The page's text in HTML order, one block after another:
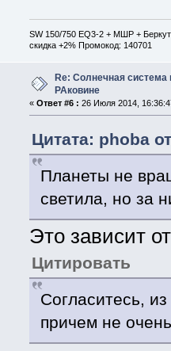
SW 150/750 EQ3-2 + МШР +
скидка +2% Промокод: 140701
Re: Солнечная система
РАковине
« Ответ #6 : 26 Июля 2014,
Цитата: phoba
Планеты не
светила, но за
Это зависит
Цитировать
Согласитесь,
причем не